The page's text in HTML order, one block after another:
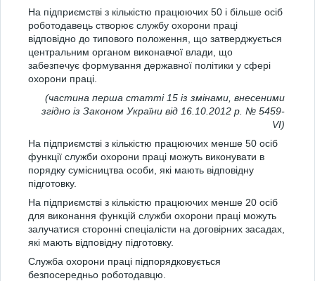
На підприємстві з кількістю працюючих 50 і більше осіб
роботодавець створює службу охорони праці
відповідно до типового положення, що затверджується
центральним органом виконавчої влади, що
забезпечує формування державної політики у сфері
охорони праці.
(частина перша статті 15 із змінами, внесеними
згідно із Законом України від 16.10.2012 р. № 5459-
VI)
На підприємстві з кількістю працюючих менше 50 осіб
функції служби охорони праці можуть виконувати в
порядку сумісництва особи, які мають відповідну
підготовку.
На підприємстві з кількістю працюючих менше 20 осіб
для виконання функцій служби охорони праці можуть
залучатися сторонні спеціалісти на договірних засадах,
які мають відповідну підготовку.
Служба охорони праці підпорядковується
безпосередньо роботодавцю.